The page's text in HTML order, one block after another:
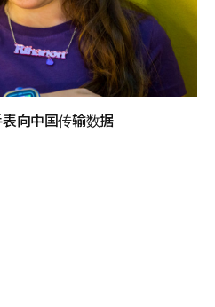
向中国传输数据